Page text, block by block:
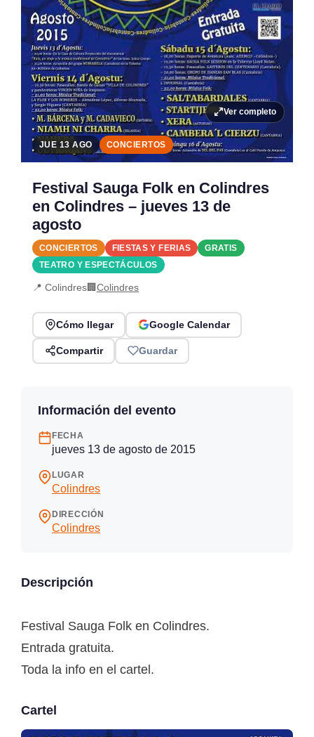
Ver completo
JUE 13 AGO CONCIERTOS
Festival Sauga Folk en Colindres
en Colindres – jueves 13 de
agosto
CONCIERTOS FIESTAS Y FERIAS
GRATIS
TEATRO Y ESPECTÁCULOS
📍 Colindres🏢Colindres
Cómo llegar Google Calendar
Compartir Guardar
Información del evento
FECHA
jueves 13 de agosto de 2015
LUGAR
Colindres
DIRECCIÓN
Colindres
Descripción
Festival Sauga Folk en Colindres.
Entrada gratuita.
Toda la info en el cartel.
Cartel